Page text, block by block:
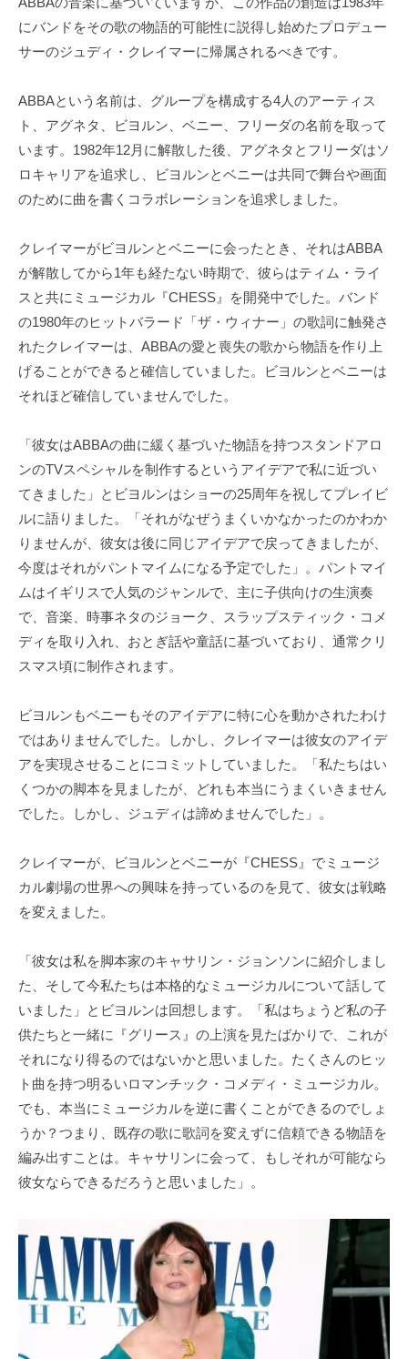
にバンドをその歌の物語的可能性に説得し始めたプロデュー
サーのジュディ・クレイマーに帰属されるべきです。
ABBAという名前は、グループを構成する4人のアーティス
ト、アグネタ、ビヨルン、ベニー、フリーダの名前を取って
います。1982年12月に解散した後、アグネタとフリーダはソ
ロキャリアを追求し、ビヨルンとベニーは共同で舞台や画面
のために曲を書くコラボレーションを追求しました。
クレイマーがビヨルンとベニーに会ったとき、それはABBA
が解散してから1年も経たない時期で、彼らはティム・ライ
スと共にミュージカル『CHESS』を開発中でした。バンド
の1980年のヒットバラード「ザ・ウィナー」の歌詞に触発さ
れたクレイマーは、ABBAの愛と喪失の歌から物語を作り上
げることができると確信していました。ビヨルンとベニーは
それほど確信していませんでした。
「彼女はABBAの曲に緩く基づいた物語を持つスタンドアロ
ンのTVスペシャルを制作するというアイデアで私に近づい
てきました」とビヨルンはショーの25周年を祝してプレイビ
ルに語りました。「それがなぜうまくいかなかったのかわか
りませんが、彼女は後に同じアイデアで戻ってきましたが、
今度はそれがパントマイムになる予定でした」。パントマイ
ムはイギリスで人気のジャンルで、主に子供向けの生演奏
で、音楽、時事ネタのジョーク、スラップスティック・コメ
ディを取り入れ、おとぎ話や童話に基づいており、通常クリ
スマス頃に制作されます。
ビヨルンもベニーもそのアイデアに特に心を動かされたわけ
ではありませんでした。しかし、クレイマーは彼女のアイデ
アを実現させることにコミットしていました。「私たちはい
くつかの脚本を見ましたが、どれも本当にうまくいきません
でした。しかし、ジュディは諦めませんでした」。
クレイマーが、ビヨルンとベニーが『CHESS』でミュージ
カル劇場の世界への興味を持っているのを見て、彼女は戦略
を変えました。
「彼女は私を脚本家のキャサリン・ジョンソンに紹介しまし
た、そして今私たちは本格的なミュージカルについて話して
いました」とビヨルンは回想します。「私はちょうど私の子
供たちと一緒に『グリース』の上演を見たばかりで、これが
それになり得るのではないかと思いました。たくさんのヒッ
ト曲を持つ明るいロマンチック・コメディ・ミュージカル。
でも、本当にミュージカルを逆に書くことができるのでしょ
うか？つまり、既存の歌に歌詞を変えずに信頼できる物語を
編み出すことは。キャサリンに会って、もしそれが可能なら
彼女ならできるだろうと思いました」。